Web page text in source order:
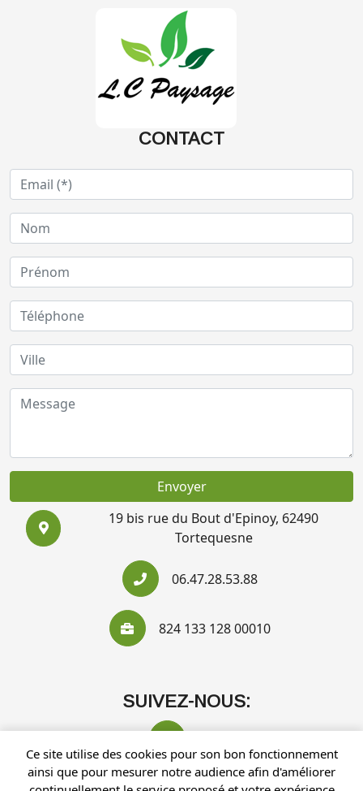
CONTACT
Envoyer
19 bis rue du Bout d'Epinoy, 62490
Tortequesne
06.47.28.53.88
824 133 128 00010
SUIVEZ-NOUS:
Ce site utilise des cookies pour son bon fonctionnement
ainsi que pour mesurer notre audience afin d'améliorer